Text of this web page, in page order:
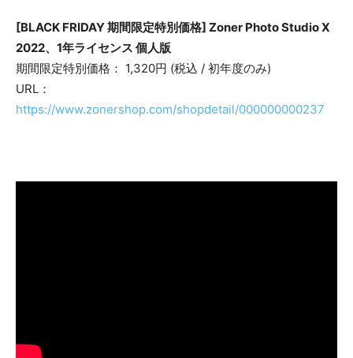
[BLACK FRIDAY 期間限定特別価格] Zoner Photo Studio X
2022、1年ライセンス 個人版
期間限定特別価格： 1,320円 (税込 / 初年度のみ)
URL：
https://www.zonershop.com/shopdetail/000000000237